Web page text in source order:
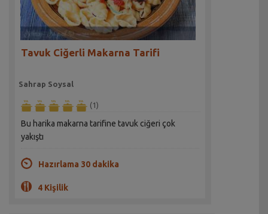
Tavuk Ciğerli Makarna Tarifi
Sahrap Soysal
(1)
Bu harika makarna tarifine tavuk ciğeri çok
yakıştı
Hazırlama 30 dakika
4 Kişilik